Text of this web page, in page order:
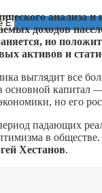
анализа
доходов
но
активов и
выглядит все
основной капитал
но его
падающих
в
Хестанов.